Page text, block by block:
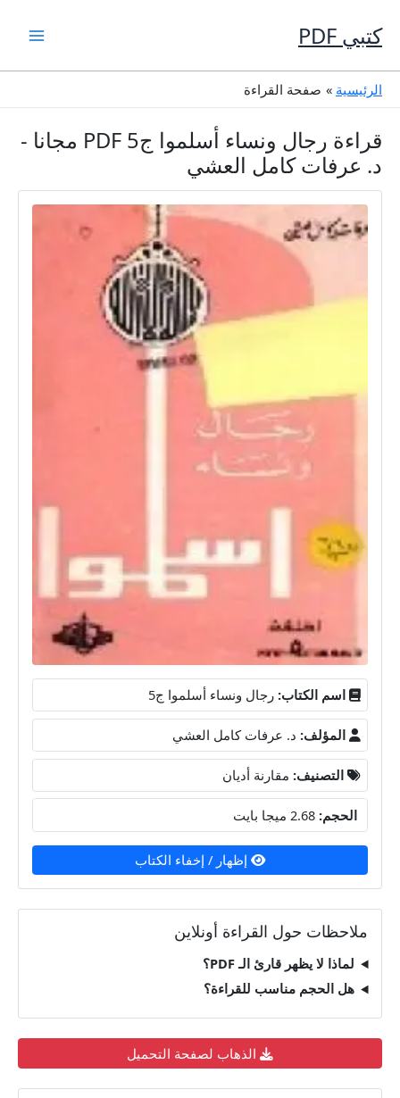
إلى
المحتوى
كتبي PDF
الرئيسية صفحة القراءة
قراءة رجال ونساء أسلموا ج5 PDF مجانا -
د. عرفات كامل العشي
اسم الكتاب: رجال ونساء أسلموا ج5
المؤلف: د. عرفات كامل العشي
التصنيف: مقارنة أديان
الحجم:
إظهار / إخفاء الكتاب
ملاحظات حول القراءة أونلاين
لماذا لا يظهر قارئ الـ PDF؟
هل الحجم مناسب للقراءة؟
الذهاب لصفحة التحميل